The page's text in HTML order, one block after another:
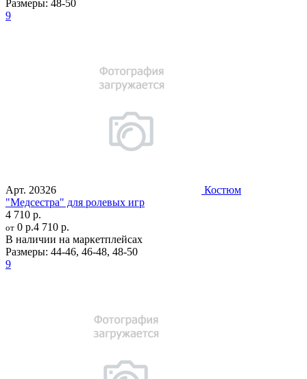
Размеры: 48-50
9
Арт. 20326
Костюм
"Медсестра" для ролевых игр
4 710 р.
от 0 р.4 710 р.
В наличии на маркетплейсах
Размеры: 44-46, 46-48, 48-50
9